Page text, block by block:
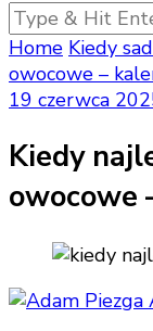
Looking
for
Something?
Home Kiedy
owocowe –
19 czerwca
Kiedy
owocowe